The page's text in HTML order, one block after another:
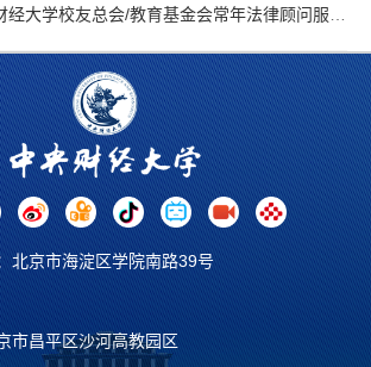
学校友总会/教育基金会常年法律顾问服务采购项目需求公示表（竞争性方式）
北京市海淀区学院南路39号
市昌平区沙河高教园区